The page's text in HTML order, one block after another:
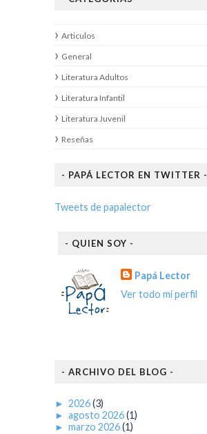
Articulos
General
Literatura Adultos
Literatura Infantil
Literatura Juvenil
Reseñas
- PAPÁ LECTOR EN TWITTER -
Tweets de papalector
- QUIEN SOY -
Papá Lector
Ver todo mi perfil
- ARCHIVO DEL BLOG -
► 2026(3)
► agosto 2026(1)
► marzo 2026(1)